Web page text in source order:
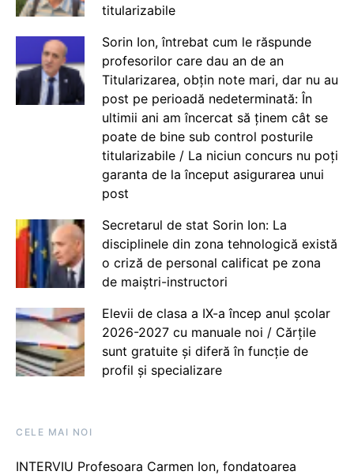
titularizabile
Sorin Ion, întrebat cum le răspunde
profesorilor care dau an de an
Titularizarea, obțin note mari, dar nu au
post pe perioadă nedeterminată: În
ultimii ani am încercat să ținem cât se
poate de bine sub control posturile
titularizabile / La niciun concurs nu poți
garanta de la început asigurarea unui
post
Secretarul de stat Sorin Ion: La
disciplinele din zona tehnologică există
o criză de personal calificat pe zona
de maiștri-instructori
Elevii de clasa a IX-a încep anul școlar
2026-2027 cu manuale noi / Cărțile
sunt gratuite și diferă în funcție de
profil și specializare
CELE MAI NOI
INTERVIU Profesoara Carmen Ion, fondatoarea